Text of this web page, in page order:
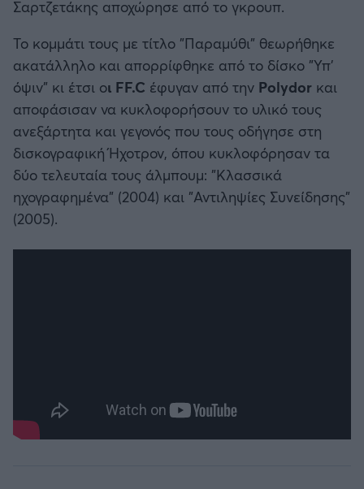
Σαρτζετάκης αποχώρησε από το γκρουπ.
Το κομμάτι τους με τίτλο "Παραμύθι" θεωρήθηκε
ακατάλληλο και απορρίφθηκε από το δίσκο "Υπ'
όψιν" κι έτσι οι FF.C έφυγαν από την Polydor και
αποφάσισαν να κυκλοφορήσουν το υλικό τους
ανεξάρτητα και γεγονός που τους οδήγησε στη
δισκογραφική Ήχοτρον, όπου κυκλοφόρησαν τα
δύο τελευταία τους άλμπουμ: "Κλασσικά
ηχογραφημένα" (2004) και "Αντιληψίες Συνείδησης"
(2005).